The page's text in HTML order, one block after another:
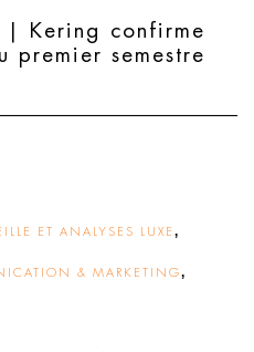
| Kering confirme
premier semestre
ET ANALYSES LUXE ,
& MARKETING,